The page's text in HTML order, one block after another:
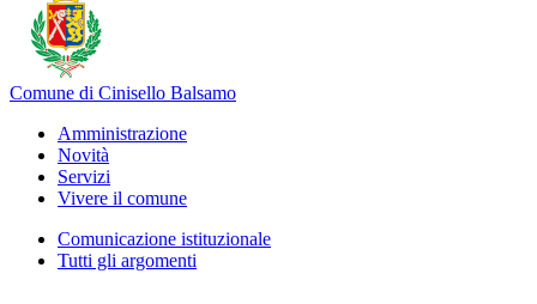
Comune di Cinisello Balsamo
Amministrazione
Novità
Servizi
Vivere il comune
Comunicazione istituzionale
Tutti gli argomenti